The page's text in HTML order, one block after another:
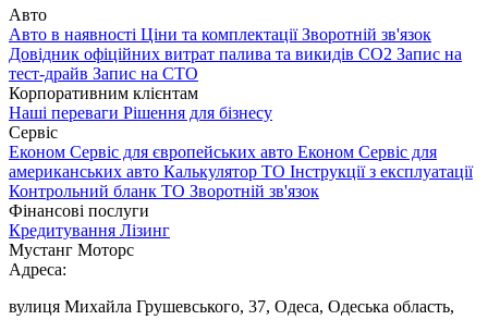
Авто
Авто в наявності Ціни та комплектаціїЗворотній зв'язок
Довідник офіційних витрат палива та викидів СО2 Запис на
тест-драйв Запис на СТО
Корпоративним клієнтам
Наші переваги Рішення для бізнесу
Сервіс
Економ Сервіс для європейських авто Економ Сервіс для
американських авто Калькулятор ТО Інструкції з експлуатації
Контрольний бланк ТО Зворотній зв'язок
Фінансові послуги
Кредитування Лізинг
Мустанг Моторс
Адреса:
вулиця Михайла Грушевського, 37, Одеса, Одеська область,